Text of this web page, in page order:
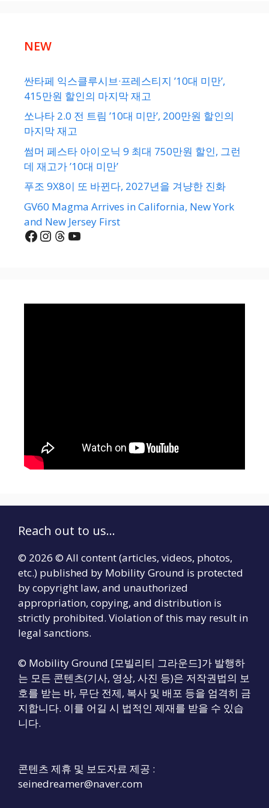
NEW
싼타페 익스클루시브·프레스티지 ’10대 미만’,
415만원 할인의 마지막 재고
쏘나타 2.0 전 트림 ’10대 미만’, 200만원 할인의
마지막 재고
썸머 페스타 아이오닉 9 최대 750만원 할인, 그런
데 재고가 ’10대 미만’
푸조 9X8이 또 바뀐다, 2027년을 겨냥한 진화
GV60 Magma Arrives in California, New York
and New Jersey First
Facebook
Instagram
Threads
YouTube
Reach out to us...
© 2026 © All content (articles, videos, photos,
etc.) published by Mobility Ground is protected
by copyright law, and unauthorized
appropriation, copying, and distribution is
strictly prohibited. Violation of this may result in
legal sanctions.
© Mobility Ground [모빌리티 그라운드]가 발행하
는 모든 콘텐츠(기사, 영상, 사진 등)은 저작권법의 보
호를 받는 바, 무단 전제, 복사 및 배포 등을 엄격히 금
지합니다. 이를 어길 시 법적인 제재를 받을 수 있습
니다.
콘텐츠 제휴 및 보도자료 제공 :
seinedreamer@naver.com